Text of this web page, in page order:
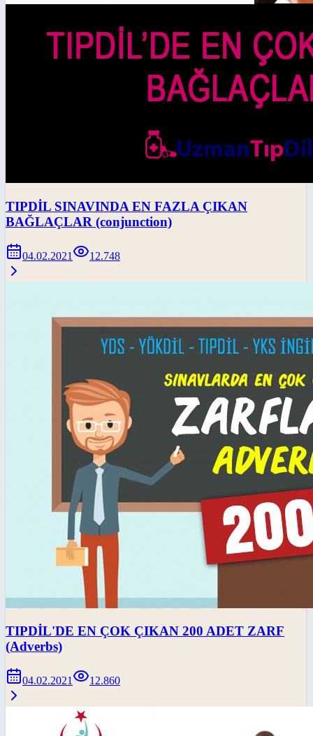
TIPDİL SINAVINDA EN FAZLA ÇIKAN
BAĞLAÇLAR (conjunction)
04.02.2021 12.748
TIPDİL'DE EN ÇOK ÇIKAN 200 ADET ZARF
(Adverbs)
04.02.2021 12.860